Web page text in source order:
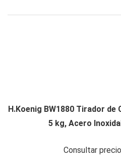
H.Koenig BW1880 Tirador de
5 kg, Acero
Consultar